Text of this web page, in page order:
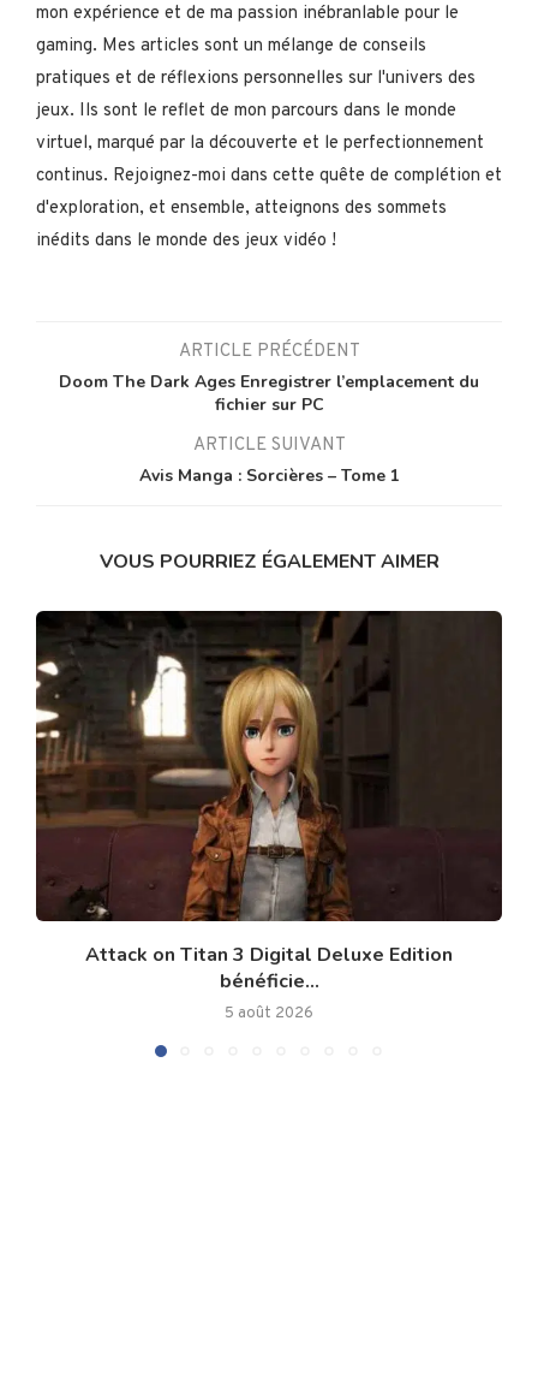
mon expérience et de ma passion inébranlable pour le
gaming. Mes articles sont un mélange de conseils
pratiques et de réflexions personnelles sur l'univers des
jeux. Ils sont le reflet de mon parcours dans le monde
virtuel, marqué par la découverte et le perfectionnement
continus. Rejoignez-moi dans cette quête de complétion et
d'exploration, et ensemble, atteignons des sommets
inédits dans le monde des jeux vidéo !
ARTICLE PRÉCÉDENT
Doom The Dark Ages Enregistrer l’emplacement du
fichier sur PC
ARTICLE SUIVANT
Avis Manga : Sorcières – Tome 1
VOUS POURRIEZ ÉGALEMENT AIMER
Attack on Titan 3 Digital Deluxe Edition
bénéficie...
5 août 2026